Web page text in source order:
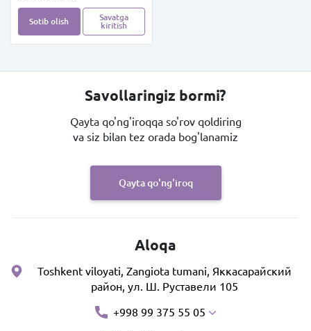
Sotib olish
Savatga
kiritish
Savollaringiz bormi?
Qayta qo'ng'iroqqa so'rov qoldiring
va siz bilan tez orada bog'lanamiz
Qayta qo'ng'iroq
Aloqa
Toshkent viloyati, Zangiota tumani, Яккасарайский
район, ул. Ш. Руставели 105
+998 99 375 55 05